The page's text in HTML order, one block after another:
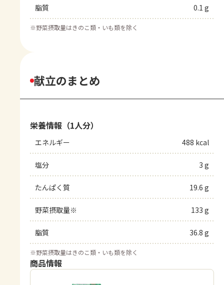
脂質 0.1 g
※野菜摂取量はきのこ類・いも類を除く
献立のまとめ
栄養情報（1人分）
エネルギー 488 kcal
塩分 3 g
たんぱく質 19.6 g
野菜摂取量※ 133 g
脂質 36.8 g
※野菜摂取量はきのこ類・いも類を除く
商品情報